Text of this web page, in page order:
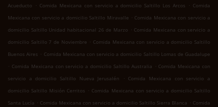
Acueducto
. Comida Mexicana con servicio a domicilio Saltillo Los Arcos . Comida
Mexicana con servicio a domicilio Saltillo Miravalle . Comida Mexicana con servicio a
domicilio Saltillo Unidad habitacional 26 de Marzo . Comida Mexicana con servicio a
domicilio Saltillo 7 de Noviembre . Comida Mexicana con servicio a domicilio Saltillo
Buenos Aires . Comida Mexicana con servicio a domicilio Saltillo Lomas de Guadalupe
. Comida Mexicana con servicio a domicilio Saltillo Australia . Comida Mexicana con
servicio a domicilio Saltillo Nueva Jerusalén
. Comida Mexicana con servicio a
domicilio Saltillo Misión Cerritos . Comida Mexicana con servicio a domicilio Saltillo
Santa Lucía . Comida Mexicana con servicio a domicilio Saltillo Sierra Blanca . Comida